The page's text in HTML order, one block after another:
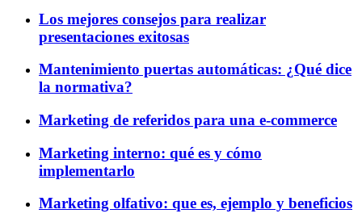
Los mejores consejos para realizar
presentaciones exitosas
Mantenimiento puertas automáticas: ¿Qué dice
la normativa?
Marketing de referidos para una e-commerce
Marketing interno: qué es y cómo
implementarlo
Marketing olfativo: que es, ejemplo y beneficios